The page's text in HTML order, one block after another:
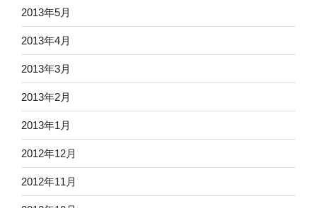
2013年5月
2013年4月
2013年3月
2013年2月
2013年1月
2012年12月
2012年11月